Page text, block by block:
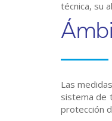
técnica, su
Las
sistema de
protección